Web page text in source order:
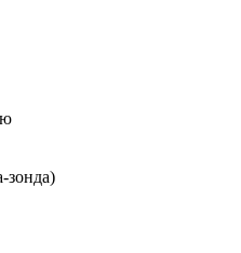
зонда)